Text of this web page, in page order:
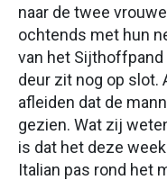
naar de twee
ochtends met hun
van het Sijthoffpand
deur zit nog op slot.
afleiden dat de
gezien. Wat zij
is dat het deze
Italian pas rond het